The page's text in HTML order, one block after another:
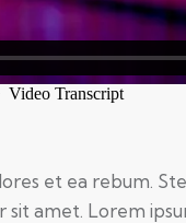
et ea rebum.
sit amet. Lorem